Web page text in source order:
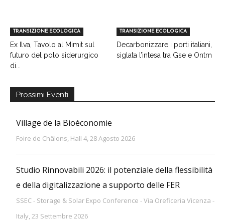
TRANSIZIONE ECOLOGICA
Ex Ilva, Tavolo al Mimit sul
futuro del polo siderurgico
di...
TRANSIZIONE ECOLOGICA
Decarbonizzare i porti italiani,
siglata l’intesa tra Gse e Ontm
Prossimi Eventi
Village de la Bioéconomie
Foire de Châlons, Hall 4, 28 Agosto 2026
Studio Rinnovabili 2026: il potenziale della flessibilità
e della digitalizzazione a supporto delle FER
SSEC - Storage & Solar Expo Conference - Via Oreficeria Vicenza -
Italy, 23 Settembre 2026